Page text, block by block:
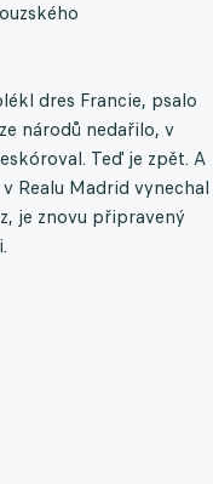
dres Francie, psalo
národů nedařilo, v
Teď je zpět. A
Realu Madrid vynechal
je znovu připravený